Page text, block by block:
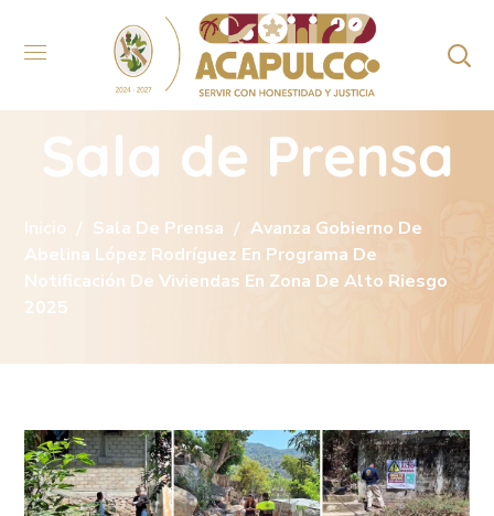
Sala de Prensa
Inicio Sala De Prensa
Avanza Gobierno De
Abelina López Rodríguez En Programa De
Notificación De Viviendas En Zona De Alto Riesgo
2025